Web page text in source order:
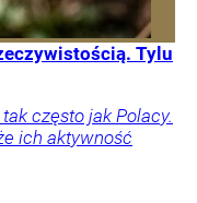
Tylu
często jak Polacy.
ich aktywność